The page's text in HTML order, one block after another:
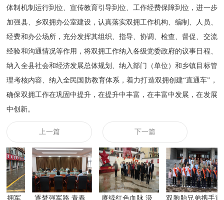
体制机制运行到位、宣传教育引导到位、工作经费保障到位，进一步
加强县、乡双拥办公室建设，认真落实双拥工作机构、编制、人员、
经费和办公场所，充分发挥其组织、指导、协调、检查、督促、交流
经验和沟通情况等作用，将双拥工作纳入各级党委政府的议事日程、
纳入全县社会和经济发展总体规划、纳入部门（单位）和乡镇目标管
理考核内容、纳入全民国防教育体系，着力打造双拥创建“直通车”，
确保双拥工作在巩固中提升，在提升中丰富，在丰富中发展，在发展
中创新。
上一篇 下一篇
拥军… 逐梦强军路 青春… 赓续红色血脉 汲… 双胞胎兄弟携手逐